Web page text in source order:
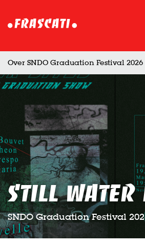
Over SNDO Graduation Festival 2026
STILL WATER
SNDO Graduation Festival